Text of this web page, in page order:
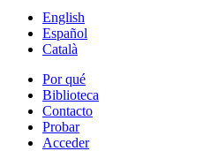
English
Español
Català
Por qué
Biblioteca
Contacto
Probar
Acceder